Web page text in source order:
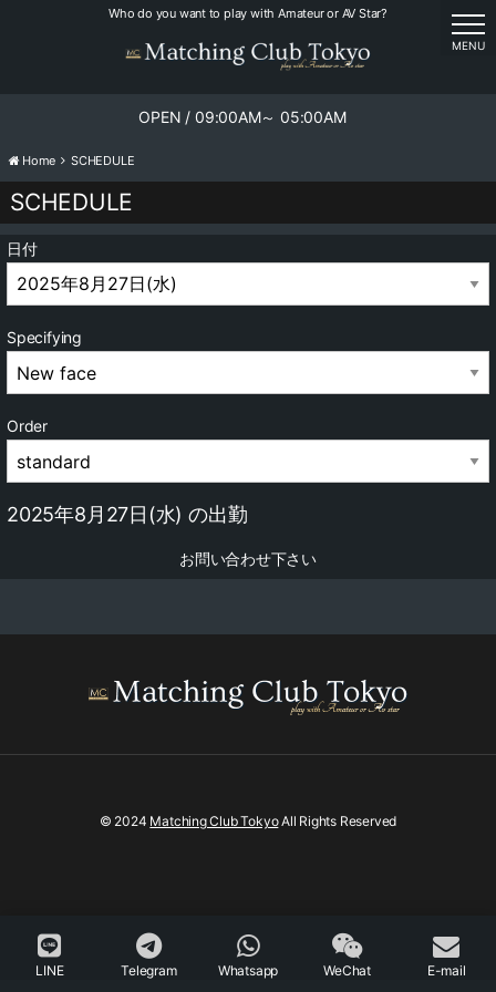
Who do you want to play with Amateur or AV Star?
OPEN / 09:00AM～ 05:00AM
Home SCHEDULE
SCHEDULE
日付
Specifying
Order
2025年8月27日(水) の出勤
お問い合わせ下さい
MENU
© 2024 Matching Club TokyoAll Rights Reserved
LINE Telegram Whatsapp WeChat E-mail